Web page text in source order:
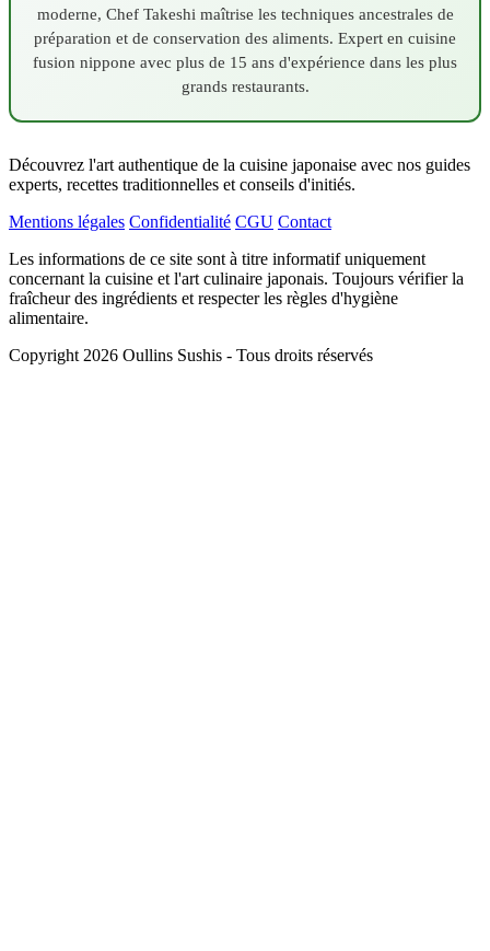
moderne, Chef Takeshi maîtrise les techniques ancestrales de
préparation et de conservation des aliments. Expert en cuisine
fusion nippone avec plus de 15 ans d'expérience dans les plus
grands restaurants.
Découvrez l'art authentique de la cuisine japonaise avec nos guides
experts, recettes traditionnelles et conseils d'initiés.
Mentions légales Confidentialité CGU Contact
Les informations de ce site sont à titre informatif uniquement
concernant la cuisine et l'art culinaire japonais. Toujours vérifier la
fraîcheur des ingrédients et respecter les règles d'hygiène
alimentaire.
Copyright 2026 Oullins Sushis - Tous droits réservés